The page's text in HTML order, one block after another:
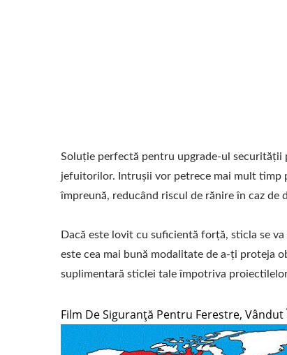
Soluție perfectă pentru upgrade-ul
jefuitorilor. Intruşii vor petrece mai mult timp
împreună, reducând riscul de rănire în caz de
Dacă este lovit cu suficientă forță, sticla se
este cea mai bună modalitate de a-ți proteja
suplimentară sticlei tale împotriva
Film De Siguranță Pentru Ferestre, Vândut